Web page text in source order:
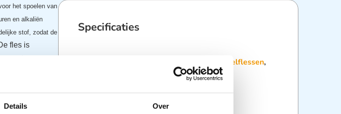
Details Over
het spoelen van
en alkaliën
stof, zodat de
fles is
groot
Specificaties
Oogspoelflessen,